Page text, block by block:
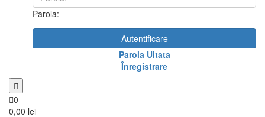
Parola:
Autentificare
Parola Uitata
Înregistrare
0
0,00 lei